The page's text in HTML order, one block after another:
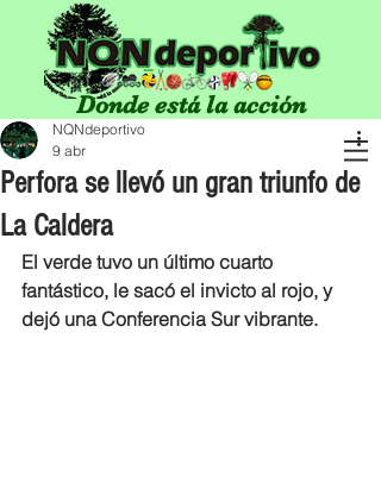
Donde está la acción
Perfora se llevó un gran triunfo de
La Caldera
NQNdeportivo
9 abr
El verde tuvo un último cuarto
fantástico, le sacó el invicto al rojo, y
dejó una Conferencia Sur vibrante.